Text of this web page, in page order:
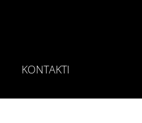
KONTAKTI